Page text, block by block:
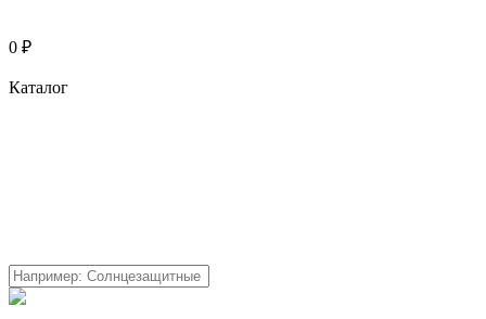
0 ₽
Каталог